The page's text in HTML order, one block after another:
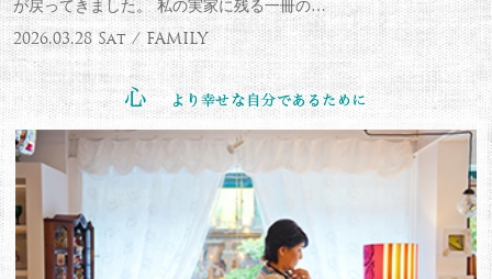
が戻ってきました。 私の実家に残る一冊の…
2026.03.28 Sat / FAMILY